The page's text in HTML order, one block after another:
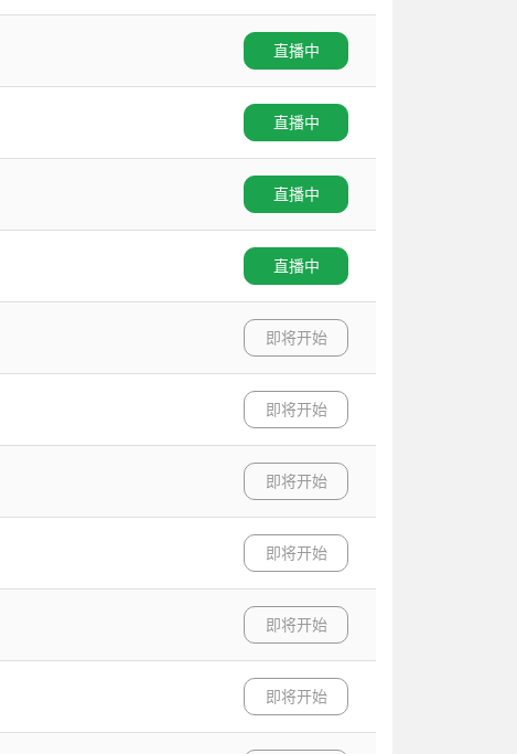
直播中
直播中
直播中
直播中
即将开始
即将开始
即将开始
即将开始
即将开始
即将开始